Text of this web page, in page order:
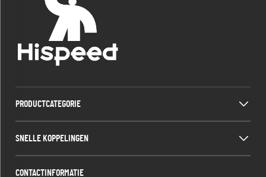
PRODUCTCATEGORIE
SNELLE KOPPELINGEN
CONTACTINFORMATIE